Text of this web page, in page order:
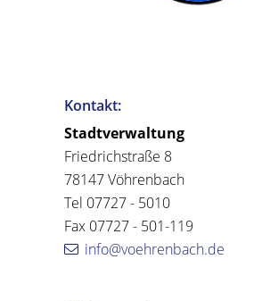
Kontakt:
Stadtverwaltung
Friedrichstraße 8
78147 Vöhrenbach
Tel 07727 - 5010
Fax 07727 - 501-119
info@voehrenbach.de